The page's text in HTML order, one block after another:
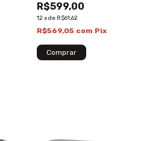
R$599,00
12xde R$61,62
R$569,05 com Pix